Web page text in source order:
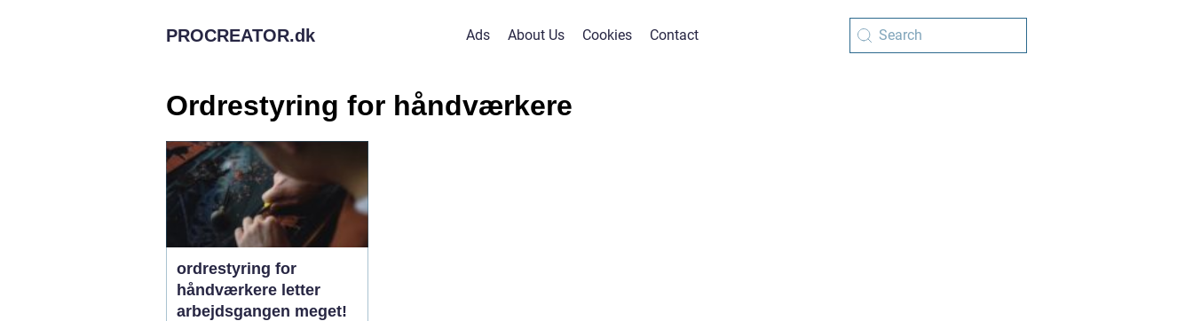
PROCREATOR.dk Ads About Us Cookies Contact
Ordrestyring for håndværkere
ordrestyring for
håndværkere letter
arbejdsgangen meget!